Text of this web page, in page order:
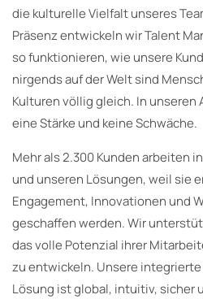
die kulturelle Vielfalt unseres
Präsenz entwickeln wir Talent
so funktionieren, wie unsere
nirgends auf der Welt sind
Kulturen völlig gleich. In
eine Stärke und keine Schwäche.
Mehr als 2.300 Kunden arbeiten
und unseren Lösungen, weil sie
Engagement, Innovationen und
geschaffen werden. Wir
das volle Potenzial ihrer
zu entwickeln. Unsere
Lösung ist global, intuitiv, sicher